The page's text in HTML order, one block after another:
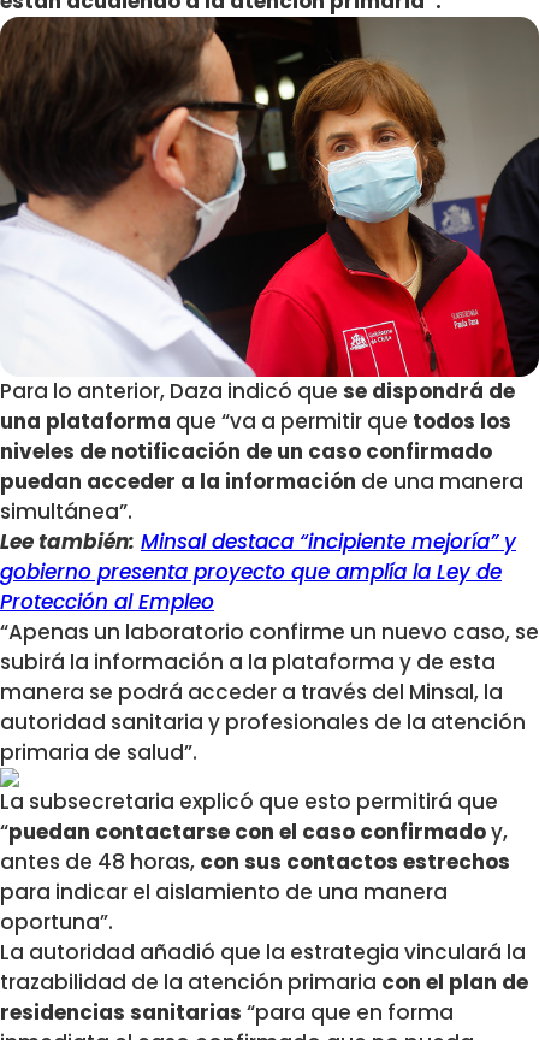
Para lo anterior, Daza indicó que se dispondrá de
una plataforma que “va a permitir que todos los
niveles de notificación de un caso confirmado
puedan acceder a la información de una manera
simultánea”.
Lee también: Minsal destaca “incipiente mejoría” y
gobierno presenta proyecto que amplía la Ley de
Protección al Empleo
“Apenas un laboratorio confirme un nuevo caso, se
subirá la información a la plataforma y de esta
manera se podrá acceder a través del Minsal, la
autoridad sanitaria y profesionales de la atención
primaria de salud”.
La subsecretaria explicó que esto permitirá que
“puedan contactarse con el caso confirmadoy,
antes de 48 horas, con sus contactos estrechos
para indicar el aislamiento de una manera
oportuna”.
La autoridad añadió que la estrategia vinculará la
trazabilidad de la atención primaria con el plan de
residencias sanitarias “para que en forma